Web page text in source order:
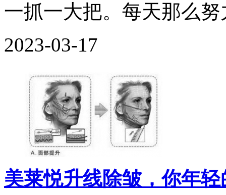
一抓一大把。每天那么
2023-03-17
美莱悦升线除皱，你年轻